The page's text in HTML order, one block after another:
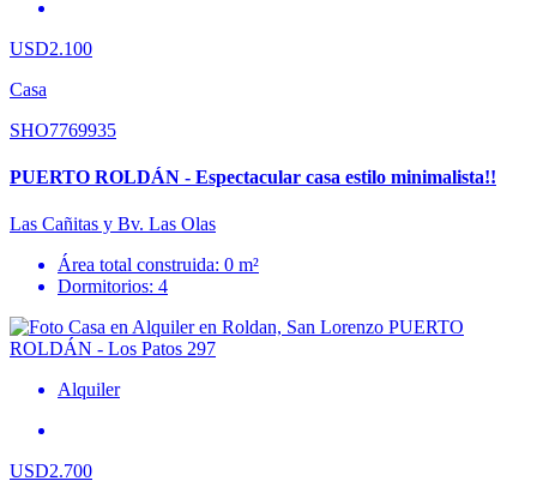
USD2.100
Casa
SHO7769935
PUERTO ROLDÁN - Espectacular casa estilo minimalista!!
Las Cañitas y Bv. Las Olas
Área total construida: 0 m²
Dormitorios: 4
Alquiler
USD2.700